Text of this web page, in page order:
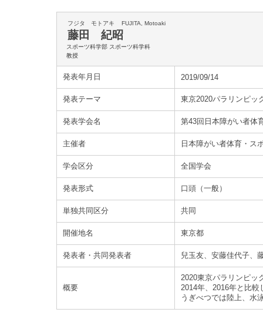
フジタ モトアキ FUJITA, Motoaki
藤田 紀昭
スポーツ科学部 スポーツ科学科
教授
発表年月日 2019/09/14
発表テーマ 東京2020パラリンピッ
発表学会名 第43回日本障がい者体
主催者 日本障がい者体育・ス
学会区分 全国学会
発表形式 口頭（一般）
単独共同区分 共同
開催地名 東京都
発表者・共同発表者 兒玉友、安藤佳代子、
概要
2020東京パラリンピッ
2014年、2016年と比
うぎべつでは陸上、水